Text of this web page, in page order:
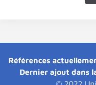
Références
Dernier ajout dans